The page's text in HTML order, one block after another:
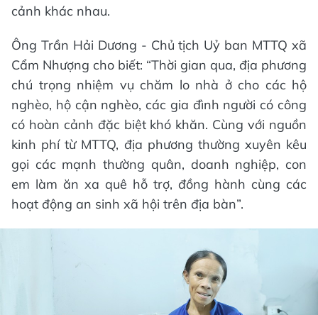
cảnh khác nhau.
Ông Trần Hải Dương - Chủ tịch Uỷ ban MTTQ xã
Cẩm Nhượng cho biết: “Thời gian qua, địa phương
chú trọng nhiệm vụ chăm lo nhà ở cho các hộ
nghèo, hộ cận nghèo, các gia đình người có công
có hoàn cảnh đặc biệt khó khăn. Cùng với nguồn
kinh phí từ MTTQ, địa phương thường xuyên kêu
gọi các mạnh thường quân, doanh nghiệp, con
em làm ăn xa quê hỗ trợ, đồng hành cùng các
hoạt động an sinh xã hội trên địa bàn”.